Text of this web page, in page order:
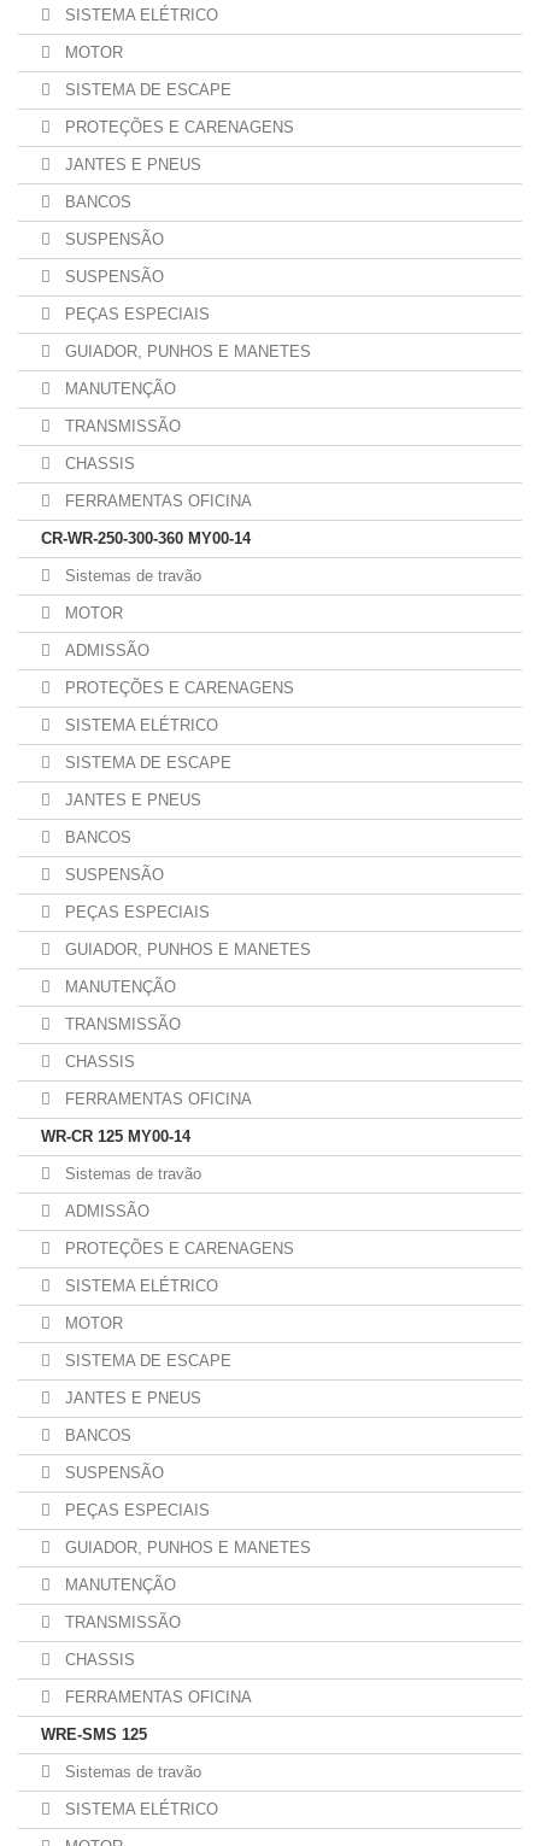
SISTEMA ELÉTRICO
MOTOR
SISTEMA DE ESCAPE
PROTEÇÕES E CARENAGENS
JANTES E PNEUS
BANCOS
SUSPENSÃO
SUSPENSÃO
PEÇAS ESPECIAIS
GUIADOR, PUNHOS E MANETES
MANUTENÇÃO
TRANSMISSÃO
CHASSIS
FERRAMENTAS OFICINA
CR-WR-250-300-360 MY00-14
Sistemas de travão
MOTOR
ADMISSÃO
PROTEÇÕES E CARENAGENS
SISTEMA ELÉTRICO
SISTEMA DE ESCAPE
JANTES E PNEUS
BANCOS
SUSPENSÃO
PEÇAS ESPECIAIS
GUIADOR, PUNHOS E MANETES
MANUTENÇÃO
TRANSMISSÃO
CHASSIS
FERRAMENTAS OFICINA
WR-CR 125 MY00-14
Sistemas de travão
ADMISSÃO
PROTEÇÕES E CARENAGENS
SISTEMA ELÉTRICO
MOTOR
SISTEMA DE ESCAPE
JANTES E PNEUS
BANCOS
SUSPENSÃO
PEÇAS ESPECIAIS
GUIADOR, PUNHOS E MANETES
MANUTENÇÃO
TRANSMISSÃO
CHASSIS
FERRAMENTAS OFICINA
WRE-SMS 125
Sistemas de travão
SISTEMA ELÉTRICO